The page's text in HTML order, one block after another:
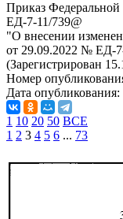
Приказ
ЕД-7-11/739@
"О внесении
от 29.09.2022 № ЕД-
(Зарегистрирован
Номер
Дата опубликования:
1 10 20 50 ВСЕ
1 2 3 4 5 6 ... 73